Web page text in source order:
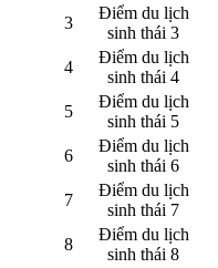
3
Điểm du lịch
sinh thái 3
4
Điểm du lịch
sinh thái 4
5
Điểm du lịch
sinh thái 5
6
Điểm du lịch
sinh thái 6
7
Điểm du lịch
sinh thái 7
8
Điểm du lịch
sinh thái 8